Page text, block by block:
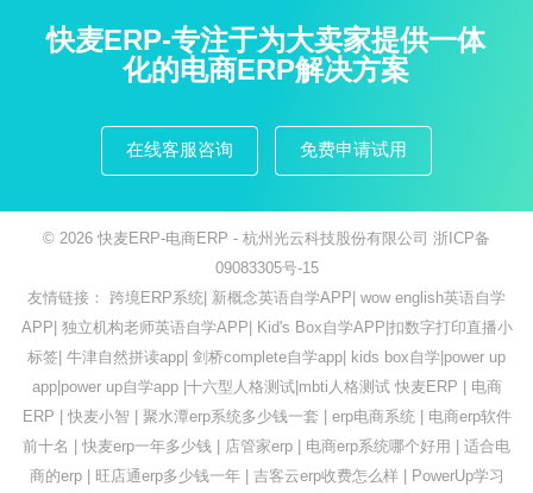
快麦ERP-专注于为大卖家提供一体
化的电商ERP解决方案
在线客服咨询 免费申请试用
© 2026 快麦ERP-电商ERP - 杭州光云科技股份有限公司 浙ICP备
09083305号-15
友情链接： 跨境ERP系统 新概念英语自学APP wow english英语自学
APP 独立机构老师英语自学APP Kid's Box自学APP 扣数字打印直播小
标签 牛津自然拼读app 剑桥complete自学app kids box自学 power up
app| power up自学app| 十六型人格测试| mbti人格测试 快麦ERP
电商
ERP
快麦小智 聚水潭erp系统多少钱一套 erp电商系统| 电商erp软件
前十名
快麦erp一年多少钱 店管家erp 电商erp系统哪个好用
适合电
商的erp| 旺店通erp多少钱一年| 吉客云erp收费怎么样| PowerUp学习